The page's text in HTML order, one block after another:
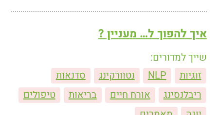
איך להפוך ל… מעניין ?
שייך למדורים:
זוגיות
NLP נטוורקינג
סדנאות
ריבלנסינג
אורח חיים בריאות
טיפולים